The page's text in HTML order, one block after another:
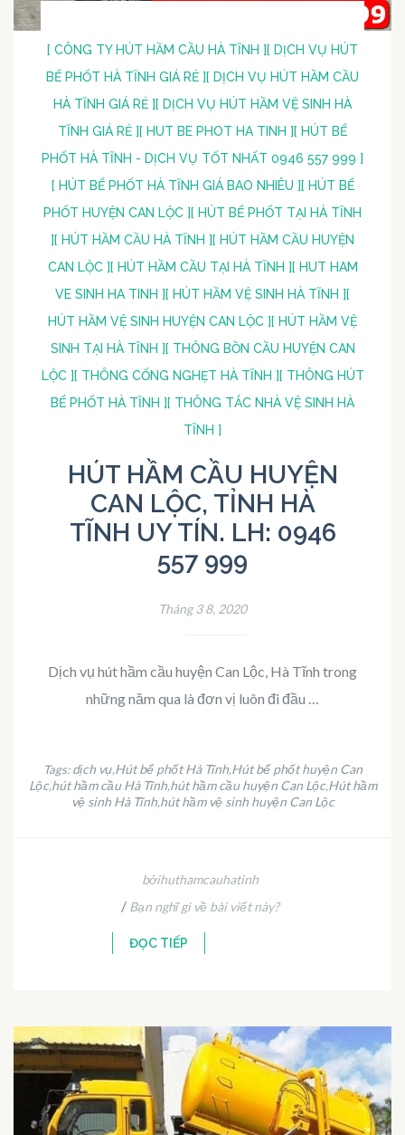
[ CÔNG TY HÚT HẦM CẦU HÀ TĨNH ] [ DỊCH VỤ HÚT
BỂ PHỐT HÀ TĨNH GIÁ RẺ ] [ DỊCH VỤ HÚT HẦM CẦU
HÀ TĨNH GIÁ RẺ ] [ DỊCH VỤ HÚT HẦM VỆ SINH HÀ
TĨNH GIÁ RẺ ] [ HUT BE PHOT HA TINH ] [ HÚT BỂ
PHỐT HÀ TĨNH - DỊCH VỤ TỐT NHẤT 0946 557 999 ]
[ HÚT BỂ PHỐT HÀ TĨNH GIÁ BAO NHIÊU ] [ HÚT BỂ
PHỐT HUYỆN CAN LỘC ] [ HÚT BỂ PHỐT TẠI HÀ TĨNH
] [ HÚT HẦM CẦU HÀ TĨNH ] [ HÚT HẦM CẦU HUYỆN
CAN LỘC ] [ HÚT HẦM CẦU TẠI HÀ TĨNH ] [ HUT HAM
VE SINH HA TINH ] [ HÚT HẦM VỆ SINH HÀ TĨNH ] [
HÚT HẦM VỆ SINH HUYỆN CAN LỘC ] [ HÚT HẦM VỆ
SINH TẠI HÀ TĨNH ] [ THÔNG BỒN CẦU HUYỆN CAN
LỘC ] [ THÔNG CỐNG NGHẸT HÀ TĨNH ] [ THÔNG HÚT
BỂ PHỐT HÀ TĨNH ] [ THÔNG TẮC NHÀ VỆ SINH HÀ
TĨNH ]
HÚT HẦM CẦU HUYỆN
CAN LỘC, TỈNH HÀ
TĨNH UY TÍN. LH: 0946
557 999
Tháng 3 8, 2020
Dịch vụ hút hầm cầu huyện Can Lộc, Hà Tĩnh trong
những năm qua là đơn vị luôn đi đầu …
Tags:dịch vụ,Hút bể phốt Hà Tĩnh,Hút bể phốt huyện Can
Lộc,hút hầm cầu Hà Tĩnh,hút hầm cầu huyện Can Lộc,Hút hầm
vệ sinh Hà Tĩnh,hút hầm vệ sinh huyện Can Lộc
bởihuthamcauhatinh
/ Bạn nghĩ gì về bài viết này?
ĐỌC TIẾP